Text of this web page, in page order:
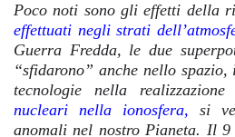
Poco noti sono gli effetti della
effettuati negli strati
Guerra Fredda, le due
“sfidarono” anche nello
tecnologie nella
nucleari nella ionosfera, si
anomali nel nostro Pianeta. Il